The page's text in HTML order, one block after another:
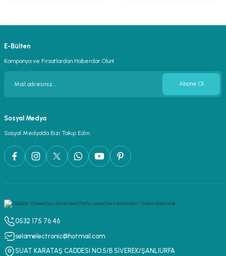
E-Bülten
Kampanya ve Fırsatlardan Haberdar Olun!
Abone Ol
Sosyal Medya
Sosyal Medya’da Bizi Takip Edin.
0532 175 76 46
selamelectronic@hotmail.com
SUAT KARATAŞ CADDESİ NO:5/B SİVEREK/ŞANLIURFA